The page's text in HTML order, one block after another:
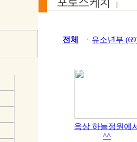
전체 ㆍ 유소년부
옥상 하늘정원에
^^